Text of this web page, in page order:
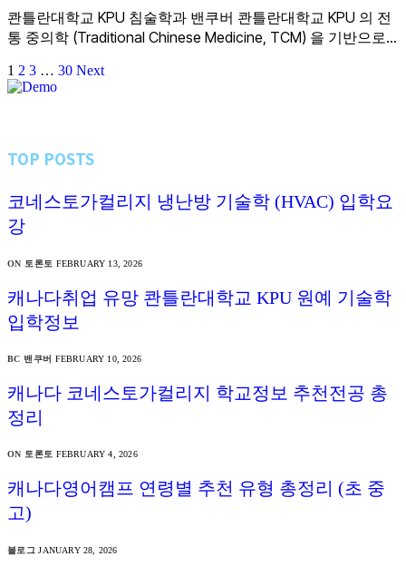
콴틀란대학교 KPU 침술학과 밴쿠버 콴틀란대학교 KPU 의 전
통 중의학 (Traditional Chinese Medicine, TCM) 을 기반으로…
1 2 3 … 30 Next
TOP POSTS
코네스토가컬리지 냉난방 기술학 (HVAC) 입학요
강
ON 토론토 FEBRUARY 13, 2026
캐나다취업 유망 콴틀란대학교 KPU 원예 기술학
입학정보
BC 밴쿠버 FEBRUARY 10, 2026
캐나다 코네스토가컬리지 학교정보 추천전공 총
정리
ON 토론토 FEBRUARY 4, 2026
캐나다영어캠프 연령별 추천 유형 총정리 (초 중
고)
블로그 JANUARY 28, 2026